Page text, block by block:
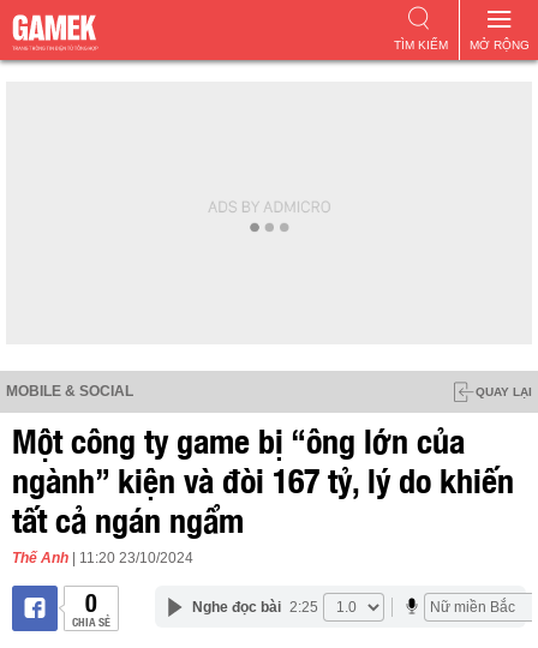
MỞ RỘNG
TÌM KIẾM
MOBILE & SOCIAL QUAY LẠI
Một công ty game bị “ông lớn của
ngành” kiện và đòi 167 tỷ, lý do khiến
tất cả ngán ngẩm
Thế Anh | 11:20 23/10/2024
0
CHIA SẺ
Nghe đọc bài 2:25